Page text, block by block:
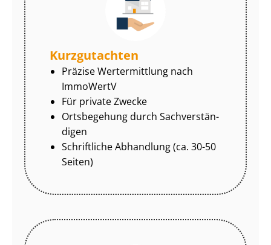
Kurzgutachten
Präzise Wertermittlung nach
ImmoWertV
Für private Zwecke
Ortsbegehung durch Sach­ver­stän­
di­gen
Schriftliche Abhandlung (ca. 30-50
Seiten)